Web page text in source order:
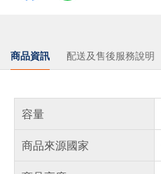
商品資訊 配送及售後服務說明
容量
商品來源國家